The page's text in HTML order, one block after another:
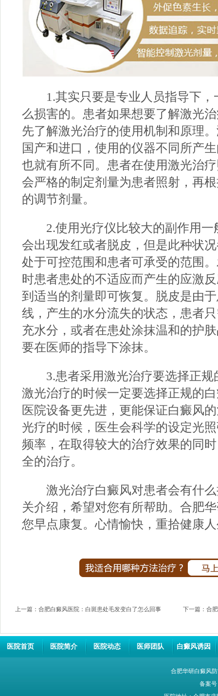
1.其实只要是专业人员指导下，
么损害的。患者如果想要了解激光
先了解激光治疗的使用机制和原理
国产和进口，使用的仪器不同所产
也就有所不同。患者在使用激光治
会严格的制定剂量为患者照射，再
的调节剂量。
2.使用光疗仪比较大的副作用一
会出现发红或者脱皮，但是此种状
处于可控范围和患者可承受的范围
时患者患处的不适应而产生的应激
到适当的剂量即可恢复。脱皮是由
线，产生的水分流失的状态，患者
充水分，或者在患处涂抹温和的护
要在医师的指导下涂抹。
3.患者采用激光治疗要选择正规
激光治疗的时候一定要选择正规的
医院设备更先进，更能保证白癜风
光疗的时候，医生会科学的设定光
频率，在取得较大的治疗效果的同
全的治疗。
激光治疗白癜风对患者会有什么
关介绍，希望对您有所帮助。 合肥
您早点康复。心情愉快，重拾健康
上一篇： 合肥白癜风医院：白斑患处毛发变白了怎么回事 下一篇： 合
医院首页 医院简介 医院动态 医师团队 白癜风诱因
合肥华研白癜风
备案号